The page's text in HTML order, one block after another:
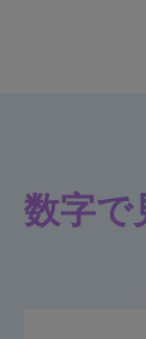
数字で